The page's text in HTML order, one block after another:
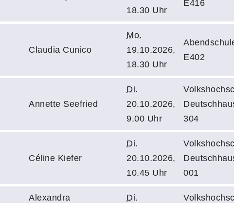
18.30 Uhr
E416
Claudia Cunico
Mo.
19.10.2026,
18.30 Uhr
E402
Annette Seefried
Di.
20.10.2026,
9.00 Uhr
304
Céline Kiefer
Di.
20.10.2026,
10.45 Uhr
001
Alexandra
Di.